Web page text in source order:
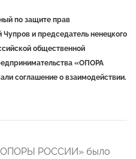
по защите прав
и председатель ненецкого
общественной
«ОПОРА
соглашение о взаимодействии.
«ОПОРЫ РОССИИ» было